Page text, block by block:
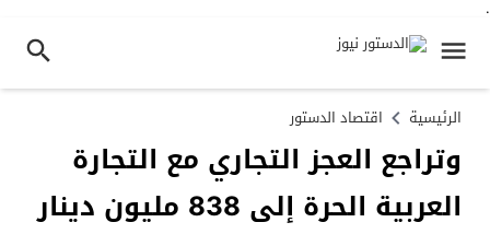
.
الرئيسية اقتصاد الدستور
وتراجع العجز التجاري مع التجارة
العربية الحرة إلى 838 مليون دينار